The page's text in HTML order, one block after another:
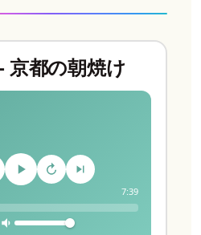
京都の朝焼け
7:39